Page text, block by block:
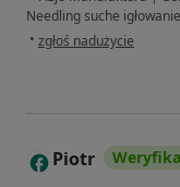
Needling suche igłowanie
• w opinii użytkownika
zgłoś nadużycie
P Piotr